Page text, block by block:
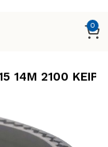
0
14M 2100